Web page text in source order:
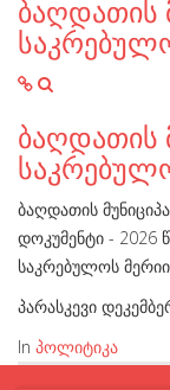
ბაღდათის
ბაღდათის
ბაღდათის
დოკუმენტი - 2026
საკრებულოს
პარასკევი
In პოლიტიკა